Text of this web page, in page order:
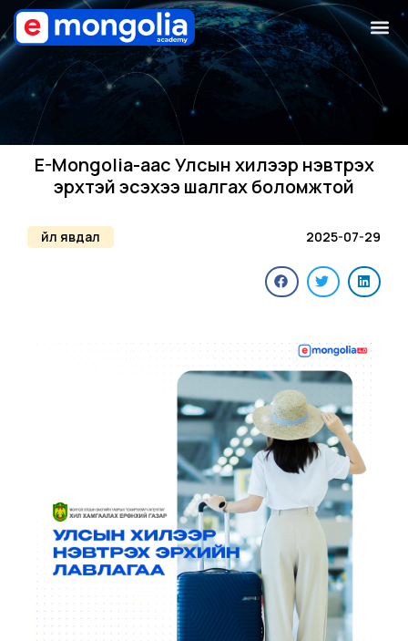
E-Mongolia-аас Улсын хилээр нэвтрэх
эрхтэй эсэхээ шалгах боломжтой
Үйл явдал 2025-07-29